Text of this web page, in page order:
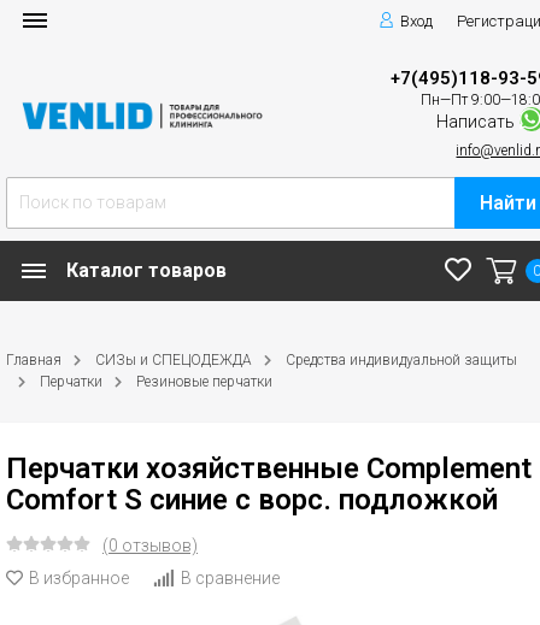
Вход
+7(495)118-93-
Пн—Пт
Написать
Найти
Каталог товаров
Главная СИЗы и СПЕЦОДЕЖДА
Средства индивидуальной защиты
Перчатки
Резиновые перчатки
Перчатки хозяйственные Complement
Comfort S синие c ворс. подложкой
(0 отзывов)
В избранное
В сравнение